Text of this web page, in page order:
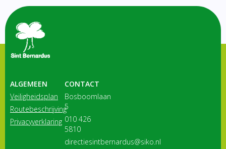
ALGEMEEN
Veiligheidsplan
Routebeschrijving
Privacyverklaring
CONTACT
Bosboomlaan
5
010 426
5810
directiesintbernardus@siko.nl